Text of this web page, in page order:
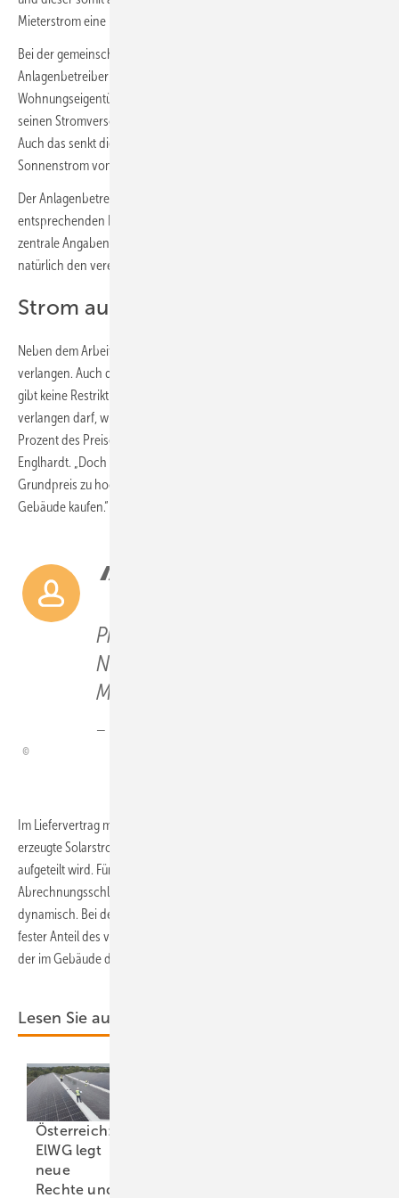
Mieterstrom eine Förderung, die eingepreist werden kann.
Bei der gemeinschaftlichen Gebäudeversorgung liefert der
Anlagenbetreiber nur den Solarstrom an die Mieter oder
Wohnungseigentümer im Gebäude. Jeder der Belieferten kann sich
seinen Stromversorger für die Reststromlieferung selbst aussuchen.
Auch das senkt die Hürden für Mieter und Wohnungseigentümer, den
Sonnenstrom vom Dach zu nutzen.
Der Anlagenbetreiber muss mit allen interessierten Bewohnern einen
entsprechenden Liefervertrag abschließen. Dieser muss einige
zentrale Angaben enthalten, wie den Beginn der Belieferung und
natürlich den vereinbarten Preis.
Strom aufteilen
Neben dem Arbeitspreis kann der Betreiber noch einen Grundpreis
verlangen. Auch dies muss im Liefervertrag festgehalten werden. „Es
gibt keine Restriktionen, wie viel der Anlagenbetreiber als Grundpreis
verlangen darf, wie in der Mieterstromversorgung, wo dieser auf 90
Prozent des Preises der Grundversorgung gedeckelt ist“, sagt Jennifer
Englhardt. „Doch das wird sich einspielen. Denn wenn dieser
Grundpreis zu hoch ist, wird wahrscheinlich niemand den Strom im
Gebäude kaufen.“
Photovoltaikanlage oder aus dem
Netz kommt, muss durch die
Messung festgestellt werden.
Im Liefervertrag muss auch unbedingt geregelt werden, wie der
erzeugte Solarstrom auf die verschiedenen Nutzer im Gebäude
aufgeteilt wird. Für den Aufteilungs- und auch späteren
Abrechnungsschlüssel gibt es zwei Möglichkeiten: statisch oder
dynamisch. Bei der statischen Aufteilung wird jeder Wohneinheit ein
fester Anteil des viertelstündlich produzierten Solarstroms zugeteilt,
der im Gebäude direkt verbraucht wird.
Lesen Sie auch:
Österreich:
ElWG legt
neue
Rechte und